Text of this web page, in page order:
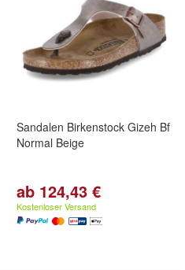
Sandalen Birkenstock Gizeh Bf
Normal Beige
ab 124,43 €
Kostenloser Versand